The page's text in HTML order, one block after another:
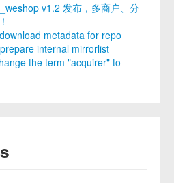
v1.2 发布，多商户、分
metadata for repo
internal mirrorlist
the term "acquirer" to